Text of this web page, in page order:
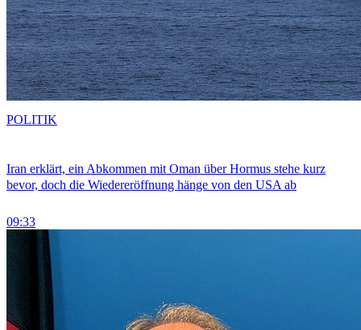
Iran erklärt, ein Abkommen mit Oman über Hormus stehe kurz
bevor, doch die Wiedereröffnung hänge von den USA ab
09:33
POLITIK